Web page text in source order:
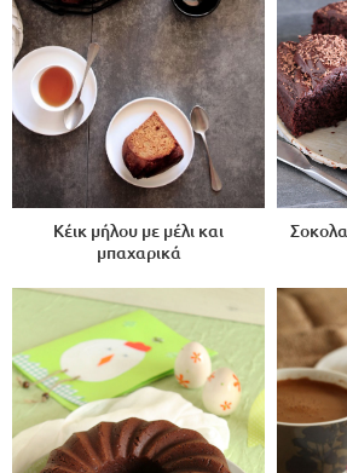
Κέικ μήλου με μέλι και
μπαχαρικά